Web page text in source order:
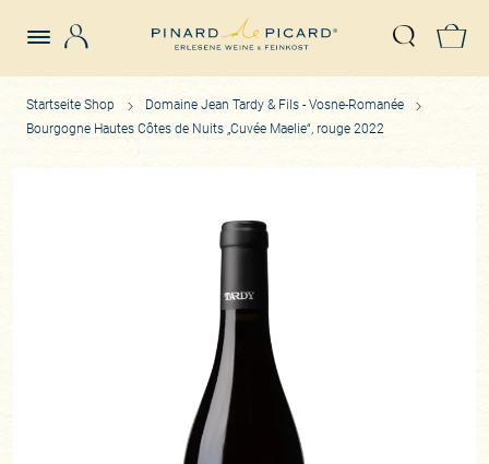
Suche
Startseite Shop
Domaine Jean Tardy & Fils - Vosne-Romanée
Bourgogne Hautes Côtes de Nuits „Cuvée Maelie“, rouge 2022